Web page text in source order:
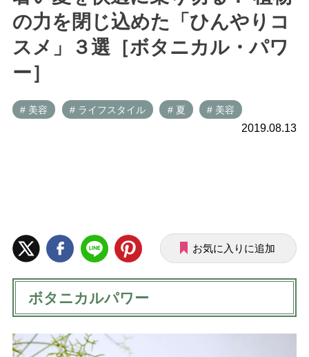
の力を閉じ込めた「ひんやりコ
スメ」３選［ボタニカル・パワ
ー］
# 美容 # ライフスタイル # 夏 # 美容
2019.08.13
お気に入りに追加
ボタニカルパワー